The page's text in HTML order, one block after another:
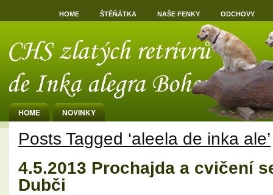
HOME ŠTĚŇÁTKA NAŠE FENKY ODCHOVY
HOME NOVINKY
Posts Tagged ‘aleela de inka ale’
4.5.2013 Prochajda a cvičení
Dubči